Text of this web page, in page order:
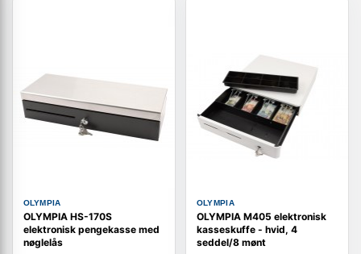
OLYMPIA
OLYMPIA HS-170S
elektronisk pengekasse med
nøglelås
OLYMPIA
OLYMPIA M405 elektronisk
kasseskuffe - hvid, 4
seddel/8 mønt